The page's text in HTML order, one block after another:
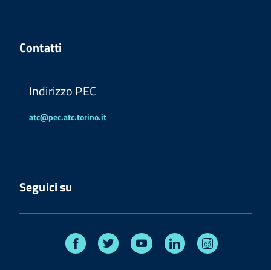
Contatti
Indirizzo PEC
atc@pec.atc.torino.it
Seguici su
Facebook Twitter Youtube Linkedin